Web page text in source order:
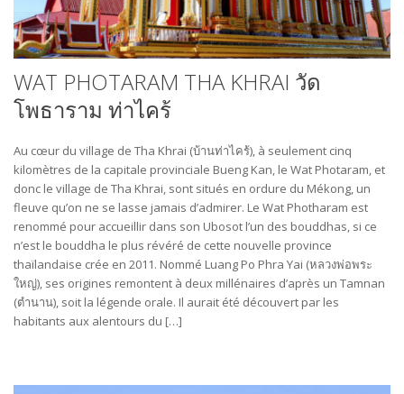
WAT PHOTARAM THA KHRAI วัด
โพธาราม ท่าไคร้
Au cœur du village de Tha Khrai (บ้านท่าไคร้), à seulement cinq
kilomètres de la capitale provinciale Bueng Kan, le Wat Photaram, et
donc le village de Tha Khrai, sont situés en ordure du Mékong, un
fleuve qu’on ne se lasse jamais d’admirer. Le Wat Photharam est
renommé pour accueillir dans son Ubosot l’un des bouddhas, si ce
n’est le bouddha le plus révéré de cette nouvelle province
thaïlandaise crée en 2011. Nommé Luang Po Phra Yai (หลวงพ่อ​พระ​
ใหญ่​), ses origines remontent à deux millénaires d’après un Tamnan
(ตำนาน), soit la légende orale. Il aurait été découvert par les
habitants aux alentours du […]